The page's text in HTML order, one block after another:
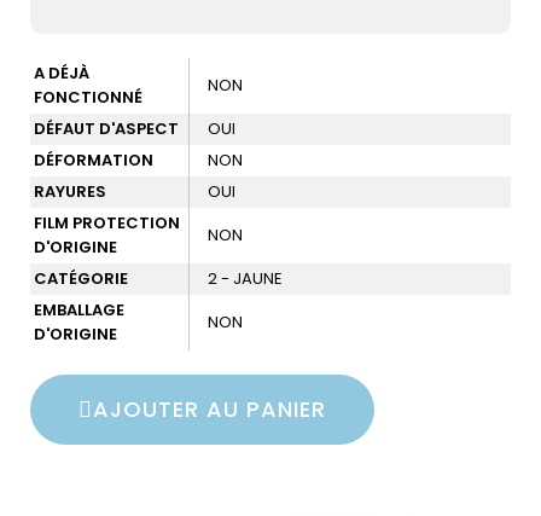
A DÉJÀ
FONCTIONNÉ
NON
DÉFAUT D'ASPECT
OUI
DÉFORMATION
NON
RAYURES
OUI
FILM PROTECTION
D'ORIGINE
NON
CATÉGORIE
2 - JAUNE
EMBALLAGE
D'ORIGINE
NON
AJOUTER AU PANIER